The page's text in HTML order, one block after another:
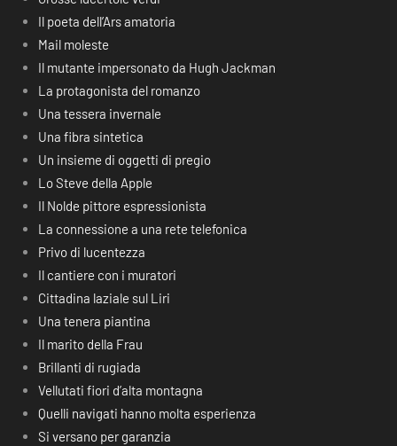
Il poeta dell’Ars amatoria
Mail moleste
Il mutante impersonato da Hugh Jackman
La protagonista del romanzo
Una tessera invernale
Una fibra sintetica
Un insieme di oggetti di pregio
Lo Steve della Apple
Il Nolde pittore espressionista
La connessione a una rete telefonica
Privo di lucentezza
Il cantiere con i muratori
Cittadina laziale sul Liri
Una tenera piantina
Il marito della Frau
Brillanti di rugiada
Vellutati fiori d’alta montagna
Quelli navigati hanno molta esperienza
Si versano per garanzia